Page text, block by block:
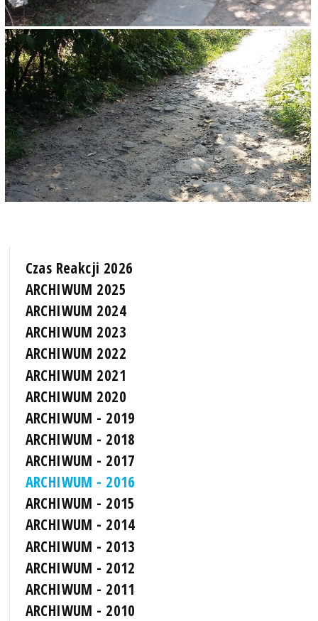
Czas Reakcji 2026
ARCHIWUM 2025
ARCHIWUM 2024
ARCHIWUM 2023
ARCHIWUM 2022
ARCHIWUM 2021
ARCHIWUM 2020
ARCHIWUM - 2019
ARCHIWUM - 2018
ARCHIWUM - 2017
ARCHIWUM - 2016
ARCHIWUM - 2015
ARCHIWUM - 2014
ARCHIWUM - 2013
ARCHIWUM - 2012
ARCHIWUM - 2011
ARCHIWUM - 2010